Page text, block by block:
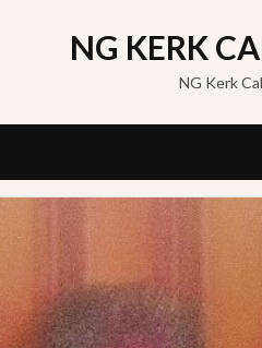
NG KERK
NG Kerk